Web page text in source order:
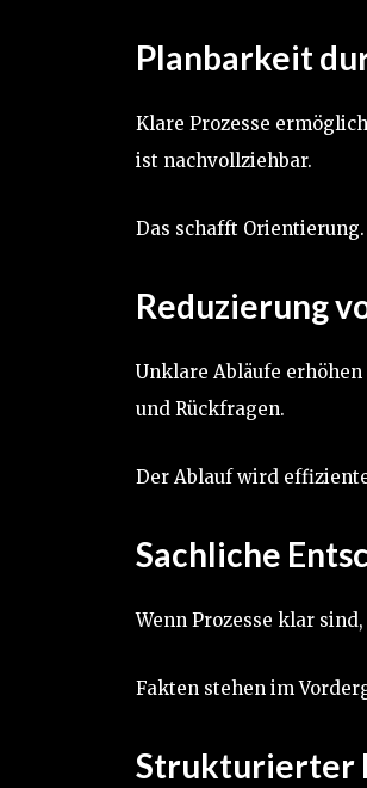
Planbarkeit
Klare Prozesse
ist nachvollziehbar.
Das schafft Orientierung.
Reduzierung
Unklare Abläufe
und Rückfragen.
Der Ablauf wird
Sachliche
Wenn Prozesse klar
Fakten stehen im
Strukturierter